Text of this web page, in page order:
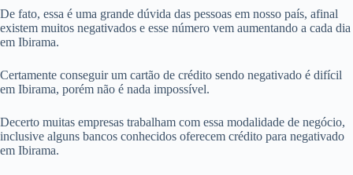
De fato, essa é uma grande dúvida das pessoas em nosso país, afinal
existem muitos negativados e esse número vem aumentando a cada dia
em Ibirama.
Certamente conseguir um cartão de crédito sendo negativado é difícil
em Ibirama, porém não é nada impossível.
Decerto muitas empresas trabalham com essa modalidade de negócio,
inclusive alguns bancos conhecidos oferecem crédito para negativado
em Ibirama.